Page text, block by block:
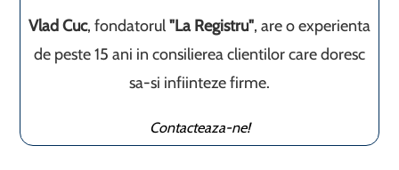
Vlad Cuc, fondatorul"La Registru", are o experienta
de peste 15 ani in consilierea clientilor care doresc
sa-si infiinteze firme.
Contacteaza-ne!